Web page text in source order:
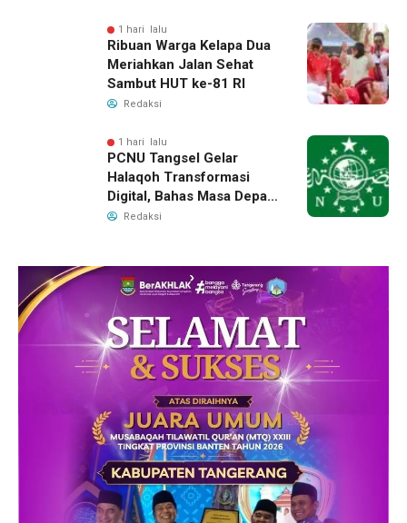
1 hari lalu
Ribuan Warga Kelapa Dua
Meriahkan Jalan Sehat
Sambut HUT ke-81 RI
Redaksi
1 hari lalu
PCNU Tangsel Gelar
Halaqoh Transformasi
Digital, Bahas Masa Depan
NU di Era Disrupsi
Redaksi